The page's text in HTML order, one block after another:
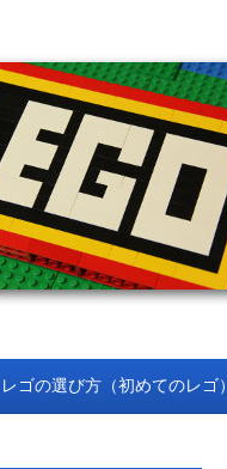
レゴの選び方（初めてのレゴ）